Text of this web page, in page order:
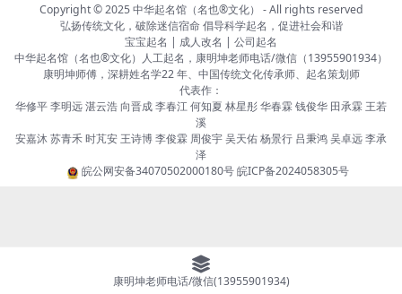
Copyright © 2025中华起名馆（名也®文化） - All rights reserved
弘扬传统文化，破除迷信宿命 倡导科学起名，促进社会和谐
宝宝起名 | 成人改名 | 公司起名
中华起名馆（名也®文化）人工起名，康明坤老师电话/微信（13955901934）
康明坤师傅，深耕姓名学22 年、中国传统文化传承师、起名策划师
代表作：
华修平 李明远 湛云浩 向晋成 李春江 何知夏 林星彤 华春霖 钱俊华 田承霖 王若
溪
安嘉沐 苏青禾 时芃安 王诗博 李俊霖 周俊宇 吴天佑 杨景行 吕秉鸿 吴卓远 李承
泽
皖公网安备34070502000180号皖ICP备2024058305号
康明坤老师电话/微信(13955901934)